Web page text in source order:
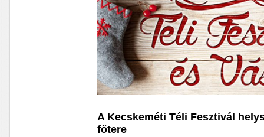
A Kecskeméti Téli Fesztivál
főtere